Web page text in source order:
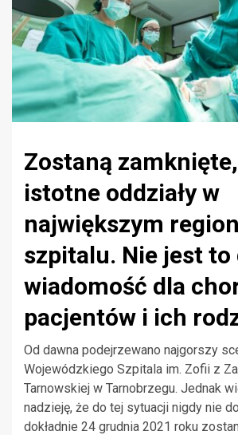
Zostaną
istotne oddziały w
największym
szpitalu. Nie jest to
wiadomość dla
pacjentów i ich
Od dawna podejrzewano najgorszy
Wojewódzkiego Szpitala im. Zofii z
Tarnowskiej w Tarnobrzegu. Jednak
nadzieję, że do tej sytuacji nigdy nie
dokładnie 24 grudnia 2021 roku